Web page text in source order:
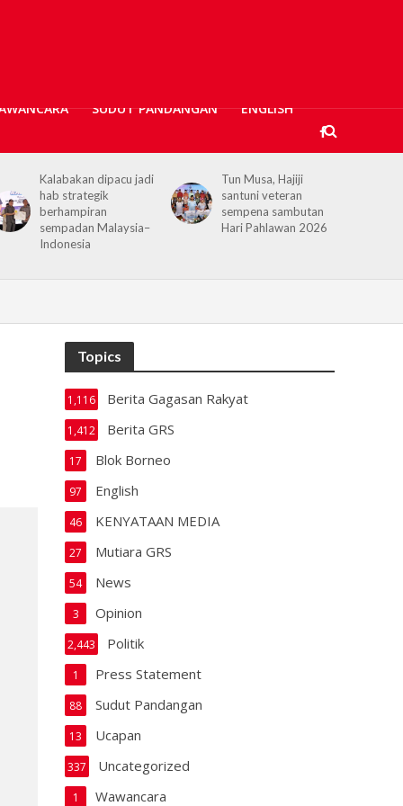
SUDUT PANDANGAN ENGLISH
Kalabakan dipacu jadi
hab strategik
berhampiran
sempadan Malaysia–
Indonesia
Tun Musa, Hajiji
santuni veteran
sempena sambutan
Hari Pahlawan 2026
Topics
Berita Gagasan Rakyat
1,116
Berita GRS
1,412
Blok Borneo
17
English
97
KENYATAAN MEDIA
46
Mutiara GRS
27
News
54
Opinion
3
Politik
2,443
Press Statement
1
Sudut Pandangan
88
Ucapan
13
Uncategorized
337
Wawancara
1